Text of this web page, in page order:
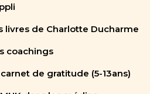
livres de Charlotte Ducharme
coachings
de gratitude (5-13ans)